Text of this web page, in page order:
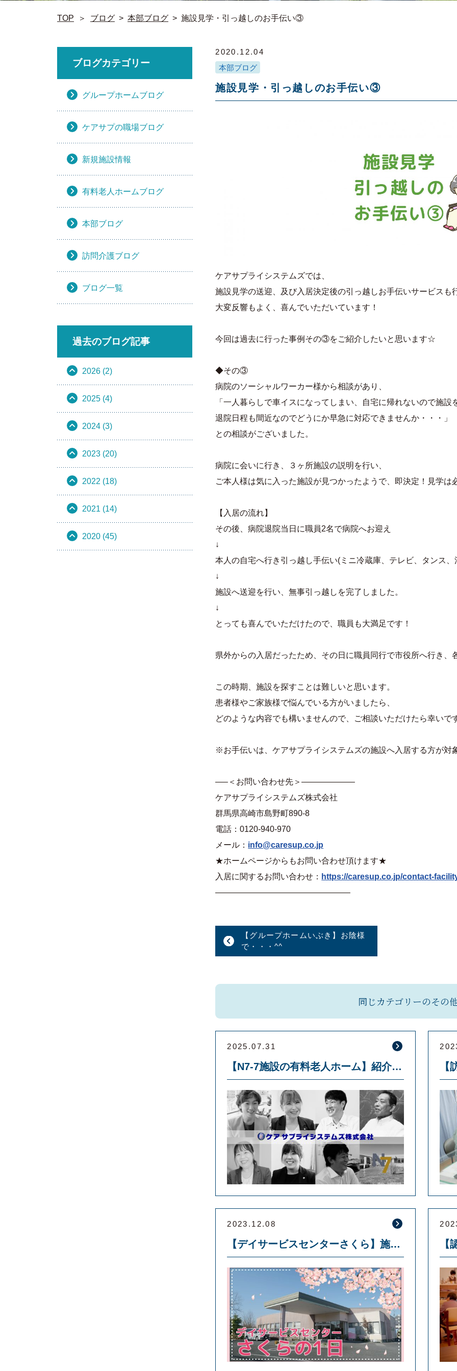
TOP ＞ ブログ > 本部ブログ > 施設見学・引っ越しのお手伝い③
2020.12.04
本部ブログ
施設見学・引っ越しのお手伝い③
ケアサプライシステムズでは、
施設見学の送迎、及び入居決定後の引っ越しお手伝いサービスも
大変反響もよく、喜んでいただいています！
今回は過去に行った事例その③をご紹介したいと思います☆
◆その③
病院のソーシャルワーカー様から相談があり、
「一人暮らしで車イスになってしまい、自宅に帰れないので施設
退院日程も間近なのでどうにか早急に対応できませんか・・・」
との相談がございました。
病院に会いに行き、３ヶ所施設の説明を行い、
ご本人様は気に入った施設が見つかったようで、即決定！見学は
【入居の流れ】
その後、病院退院当日に職員2名で病院へお迎え
↓
本人の自宅へ行き引っ越し手伝い(ミニ冷蔵庫、テレビ、タンス、
↓
施設へ送迎を行い、無事引っ越しを完了しました。
↓
とっても喜んでいただけたので、職員も大満足です！
県外からの入居だったため、その日に職員同行で市役所へ行き、
この時期、施設を探すことは難しいと思います。
患者様やご家族様で悩んでいる方がいましたら、
どのような内容でも構いませんので、ご相談いただけたら幸いで
※お手伝いは、ケアサプライシステムズの施設へ入居する方が対
—–＜お問い合わせ先＞——————–
ケアサプライシステムズ株式会社
群馬県高崎市島野町890-8
電話：0120-940-970
メール： info@caresup.co.jp
★ホームページからもお問い合わせ頂けます★
入居に関するお問い合わせ： https://caresup.co.jp/contact-
————————————————–
【グループホームいぶき】お陰様
で・・・^^
同じカテゴリーのその
2025.07.31
【N7-7施設の有料老人ホーム】紹介動画が新しくなりました！！
2023.12.08
【デイサービスセンターさくら】施設内での利用者様やスタッフのご紹介動画を公開しました！
ブログカテゴリー
グループホームブログ
ケアサプの職場ブログ
新規施設情報
有料老人ホームブログ
本部ブログ
訪問介護ブログ
ブログ一覧
過去のブログ記事
2026 (2)
2025 (4)
2024 (3)
2023 (20)
2022 (18)
2021 (14)
2020 (45)